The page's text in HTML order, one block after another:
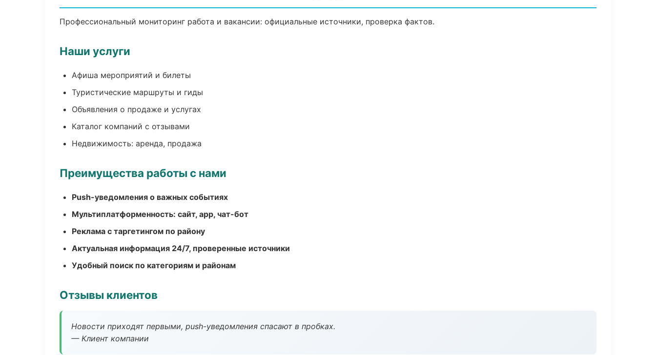
Профессиональный мониторинг работа и вакансии: официальные источники, проверка фактов.
Наши услуги
Афиша мероприятий и билеты
Туристические маршруты и гиды
Объявления о продаже и услугах
Каталог компаний с отзывами
Недвижимость: аренда, продажа
Преимущества работы с нами
Push-уведомления о важных событиях
Мультиплатформенность: сайт, app, чат-бот
Реклама с таргетингом по району
Актуальная информация 24/7, проверенные источники
Удобный поиск по категориям и районам
Отзывы клиентов
Новости приходят первыми, push-уведомления спасают в пробках.
— Клиент компании